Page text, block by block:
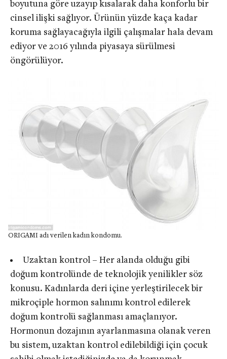
boyutuna göre uzayıp kısalarak daha konforlu bir
cinsel ilişki sağlıyor. Ürünün yüzde kaça kadar
koruma sağlayacağıyla ilgili çalışmalar hala devam
ediyor ve 2016 yılında piyasaya sürülmesi
öngörülüyor.
ORIGAMI adı verilen kadın kondomu.
Uzaktan kontrol – Her alanda olduğu gibi
doğum kontrolünde de teknolojik yenilikler söz
konusu. Kadınlarda deri içine yerleştirilecek bir
mikroçiple hormon salınımı kontrol edilerek
doğum kontrolü sağlanması amaçlanıyor.
Hormonun dozajının ayarlanmasına olanak veren
bu sistem, uzaktan kontrol edilebildiği için çocuk